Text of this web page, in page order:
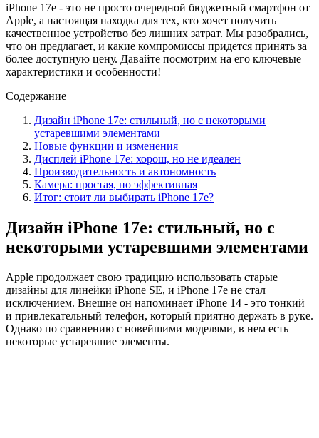
iPhone 17e - это не просто очередной бюджетный смартфон от
Apple, а настоящая находка для тех, кто хочет получить
качественное устройство без лишних затрат. Мы разобрались,
что он предлагает, и какие компромиссы придется принять за
более доступную цену. Давайте посмотрим на его ключевые
характеристики и особенности!
Содержание
Дизайн iPhone 17e: стильный, но с некоторыми
устаревшими элементами
Новые функции и изменения
Дисплей iPhone 17e: хорош, но не идеален
Производительность и автономность
Камера: простая, но эффективная
Итог: стоит ли выбирать iPhone 17e?
Дизайн iPhone 17e: стильный, но с
некоторыми устаревшими элементами
Apple продолжает свою традицию использовать старые
дизайны для линейки iPhone SE, и iPhone 17e не стал
исключением. Внешне он напоминает iPhone 14 - это тонкий
и привлекательный телефон, который приятно держать в руке.
Однако по сравнению с новейшими моделями, в нем есть
некоторые устаревшие элементы.